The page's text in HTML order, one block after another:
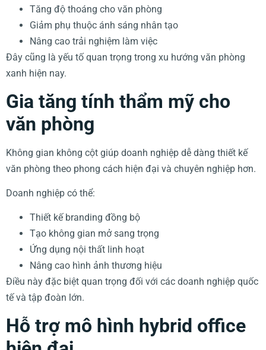
Tăng độ thoáng cho văn phòng
Giảm phụ thuộc ánh sáng nhân tạo
Nâng cao trải nghiệm làm việc
Đây cũng là yếu tố quan trọng trong xu hướng văn phòng
xanh hiện nay.
Gia tăng tính thẩm mỹ cho
văn phòng
Không gian không cột giúp doanh nghiệp dễ dàng thiết kế
văn phòng theo phong cách hiện đại và chuyên nghiệp hơn.
Doanh nghiệp có thể:
Thiết kế branding đồng bộ
Tạo không gian mở sang trọng
Ứng dụng nội thất linh hoạt
Nâng cao hình ảnh thương hiệu
Điều này đặc biệt quan trọng đối với các doanh nghiệp quốc
tế và tập đoàn lớn.
Hỗ trợ mô hình hybrid office